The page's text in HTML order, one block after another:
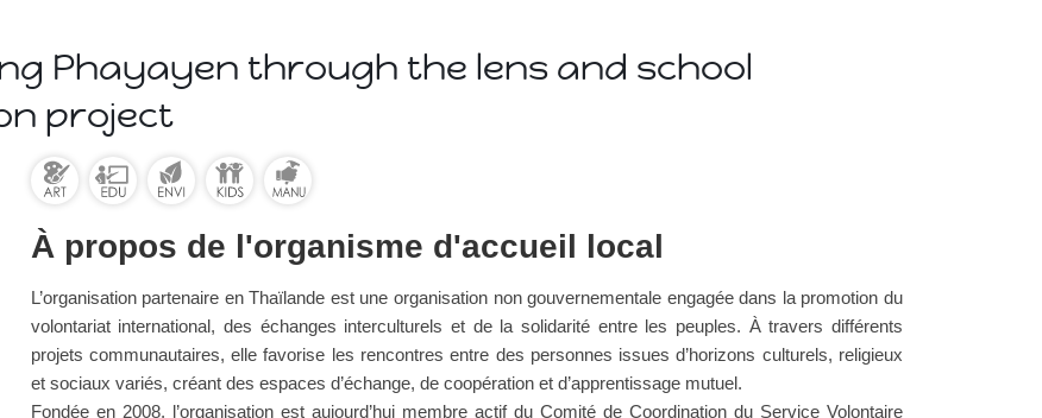
Phayayen through the lens and school
project
À propos de l'organisme d'accueil local
L’organisation partenaire en Thaïlande est une organisation non gouvernementale engagée dans la promotion du
volontariat international, des échanges interculturels et de la solidarité entre les peuples. À travers différents
projets communautaires, elle favorise les rencontres entre des personnes issues d’horizons culturels, religieux
et sociaux variés, créant des espaces d’échange, de coopération et d’apprentissage mutuel.
Fondée en 2008, l’organisation est aujourd’hui membre actif du Comité de Coordination du Service Volontaire